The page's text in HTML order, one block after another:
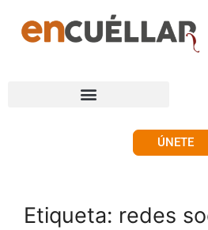
ÚNETE
Etiqueta: redes